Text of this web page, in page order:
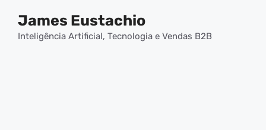
paraJames Eustachio
Inteligência Artificial, Tecnologia e Vendas B2B